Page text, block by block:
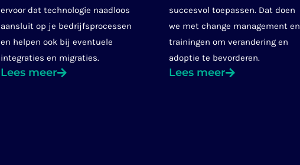
ervoor dat technologie naadloos
aansluit op je bedrijfsprocessen
en helpen ook bij eventuele
integraties en migraties.
Lees meer
succesvol toepassen. Dat doen
we met change management en
trainingen om verandering en
adoptie te bevorderen.
Lees meer